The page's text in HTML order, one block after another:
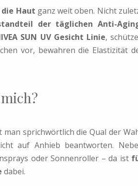
Haut ganz weit oben. Nicht
der täglichen Anti-
SUN UV Gesicht Linie,
vor, bewahren die Elastizität
sprichwörtlich die Qual der
auf Anhieb beantworten.
oder Sonnenroller – da ist
dabei.